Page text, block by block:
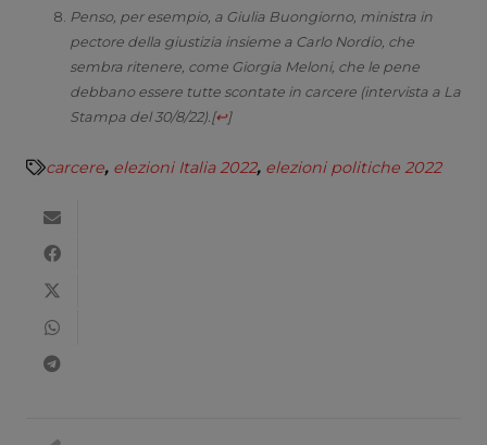
Penso, per esempio, a Giulia Buongiorno, ministra in
pectore della giustizia insieme a Carlo Nordio, che
sembra ritenere, come Giorgia Meloni, che le pene
debbano essere tutte scontate in carcere (intervista a La
Stampa del 30/8/22).[↩]
carcere, elezioni Italia 2022, elezioni politiche 2022